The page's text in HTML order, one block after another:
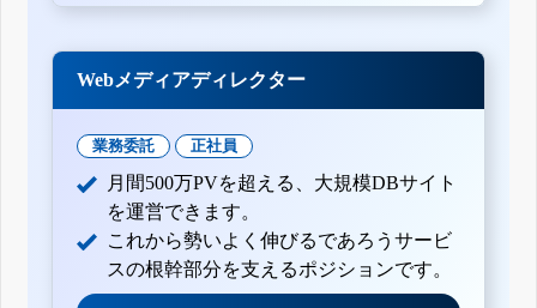
Webメディアディレクター
業務委託 正社員
月間500万PVを超える、大規模DBサイト
を運営できます。
これから勢いよく伸びるであろうサービ
スの根幹部分を支えるポジションです。